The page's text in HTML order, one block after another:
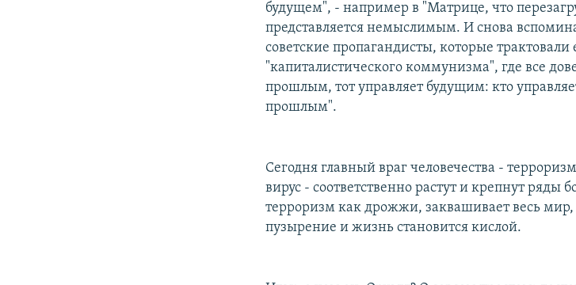
будущем", - например в "Матрице, что
представляется немыслимым. И снова
советские пропагандисты, которые трактовали
"капиталистического коммунизма", где все
прошлым, тот управляет будущим: кто
прошлым".
Сегодня главный враг человечества -
вирус - соответственно растут и крепнут ряды
терроризм как дрожжи, заквашивает весь
пузырение и жизнь становится кислой.